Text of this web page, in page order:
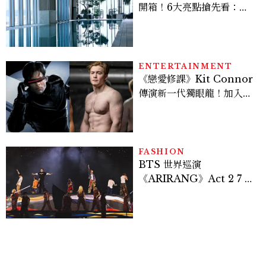
開箱！6大亮點搶先看：新
ENTERTAINMENT
《戀愛修課》Kit Connor
傳演新一代獨眼龍！加入新
FASHION
BTS 世界巡演
《ARIRANG》Act 2 7 位